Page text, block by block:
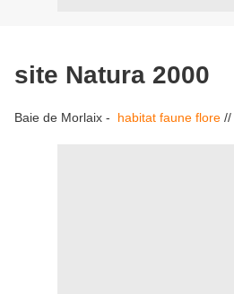
site Natura 2000
Baie de Morlaix - habitat faune flore //